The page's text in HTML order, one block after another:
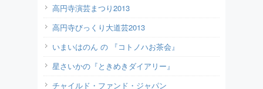
高円寺演芸まつり2013
高円寺びっくり大道芸2013
いまいはのん の 『コトノハお茶会』
星さいかの『ときめきダイアリー』
チャイルド・ファンド・ジャパン